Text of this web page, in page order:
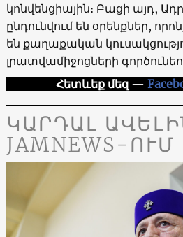
կոնվենցիային։ Բացի այդ,
ընդունվում են օրենքներ,
են քաղաքական
լրատվամիջոցների
Հետևեք մեզ —
ԿԱՐԴԱԼ
JAMNEWS-ՈՒՄ